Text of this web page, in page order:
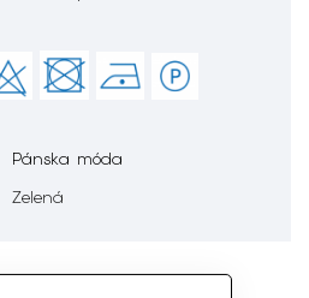
Pánska móda
Zelená